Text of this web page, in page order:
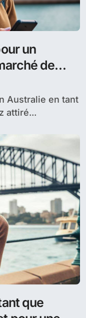
un
de
attiré...
que